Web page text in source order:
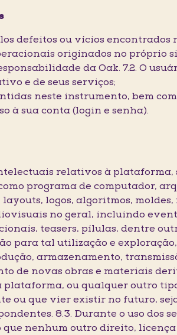
defeitos ou vícios
originados no próprio
da Oak. 7.2. O
e de seus serviços;
neste instrumento, bem
à sua conta (login e senha).
relativos à plataforma,
programa de computador,
logos, algoritmos,
no geral, incluindo
teasers, pílulas, dentre
para tal utilização e
armazenamento,
de novas obras e materiais
plataforma, ou qualquer outro
ou que vier existir no futuro,
8.3. Durante o uso dos
nenhum outro direito,